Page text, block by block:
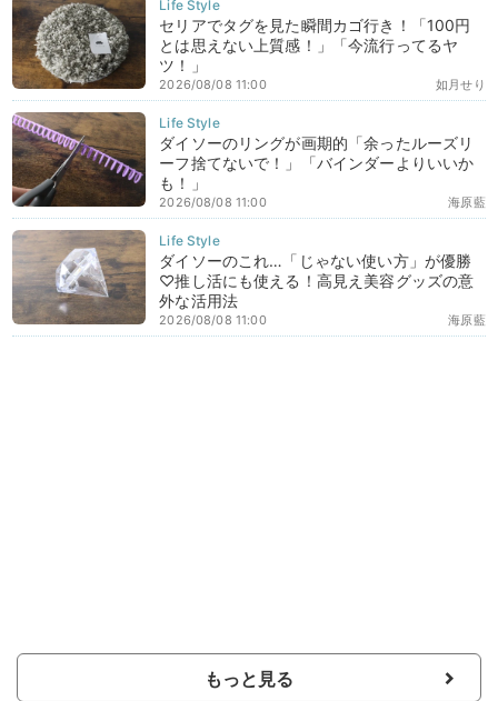
セリアでタグを見た瞬間カゴ行き！「100円
とは思えない上質感！」「今流行ってるヤ
ツ！」
如月せり
2026/08/08 11:00
ダイソーのリングが画期的「余ったルーズリ
ーフ捨てないで！」「バインダーよりいいか
も！」
海原藍
2026/08/08 11:00
ダイソーのこれ…「じゃない使い方」が優勝
♡推し活にも使える！高見え美容グッズの意
外な活用法
海原藍
2026/08/08 11:00
もっと見る